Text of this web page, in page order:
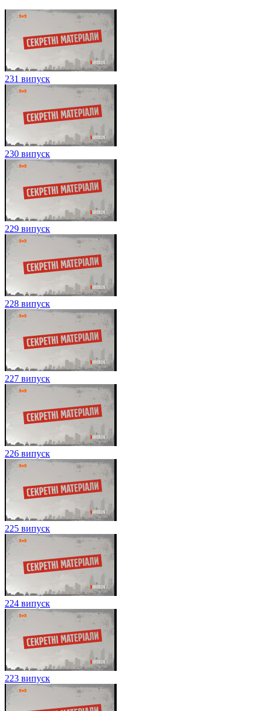
231 випуск
230 випуск
229 випуск
228 випуск
227 випуск
226 випуск
225 випуск
224 випуск
223 випуск